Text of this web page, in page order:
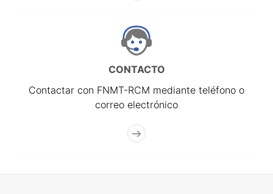
CONTACTO
Contactar con FNMT-RCM mediante teléfono o
correo electrónico